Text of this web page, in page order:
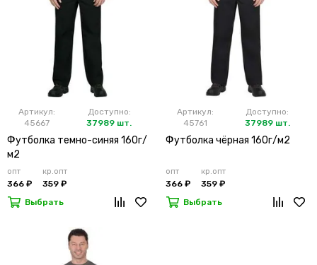
Артикул:
45667
Доступно:
37989 шт.
Футболка темно-синяя 160г/
м2
опт
366 ₽
кр.опт
359 ₽
Выбрать
Артикул:
45761
Доступно:
37989 шт.
Футболка чёрная 160г/м2
опт
366 ₽
кр.опт
359 ₽
Выбрать